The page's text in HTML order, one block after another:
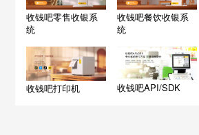
收钱吧零售收银系
统
收钱吧餐饮收银系
统
收钱吧打印机 收钱吧API/SDK